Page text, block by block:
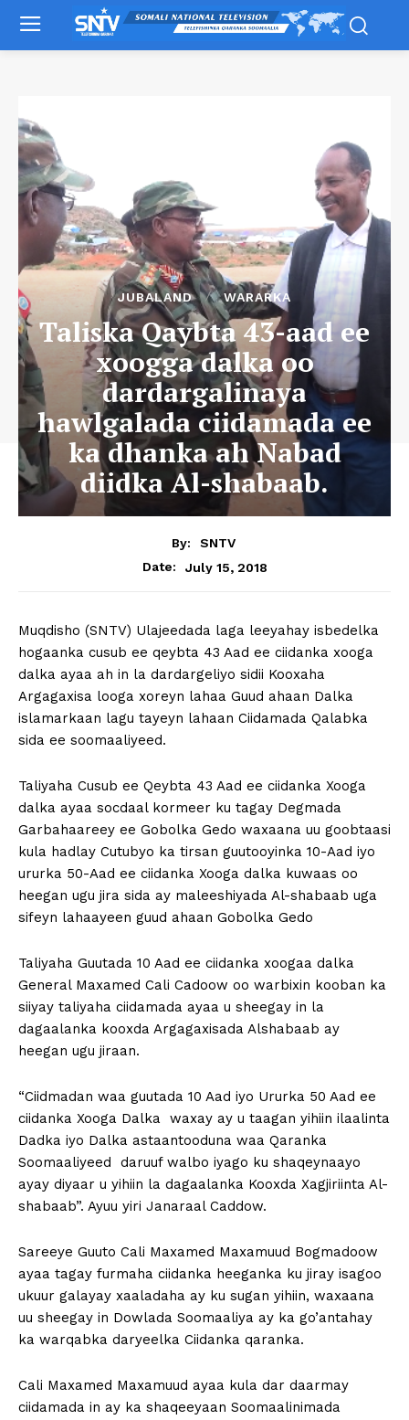
JUBALAND WARARKA
Taliska Qaybta 43-aad ee
xoogga dalka oo
dardargalinaya
hawlgalada ciidamada ee
ka dhanka ah Nabad
diidka Al-shabaab.
By:
SNTV
Date:
July 15, 2018
Muqdisho (SNTV) Ulajeedada laga leeyahay isbedelka
hogaanka cusub ee qeybta 43 Aad ee ciidanka xooga
dalka ayaa ah in la dardargeliyo sidii Kooxaha
Argagaxisa looga xoreyn lahaa Guud ahaan Dalka
islamarkaan lagu tayeyn lahaan Ciidamada Qalabka
sida ee soomaaliyeed.
Taliyaha Cusub ee Qeybta 43 Aad ee ciidanka Xooga
dalka ayaa socdaal kormeer ku tagay Degmada
Garbahaareey ee Gobolka Gedo waxaana uu goobtaasi
kula hadlay Cutubyo ka tirsan guutooyinka 10-Aad iyo
ururka 50-Aad ee ciidanka Xooga dalka kuwaas oo
heegan ugu jira sida ay maleeshiyada Al-shabaab uga
sifeyn lahaayeen guud ahaan Gobolka Gedo
Taliyaha Guutada 10 Aad ee ciidanka xoogaa dalka
General Maxamed Cali Cadoow oo warbixin kooban ka
siiyay taliyaha ciidamada ayaa u sheegay in la
dagaalanka kooxda Argagaxisada Alshabaab ay
heegan ugu jiraan.
“Ciidmadan waa guutada 10 Aad iyo Ururka 50 Aad ee
ciidanka Xooga Dalka waxay ay u taagan yihiin ilaalinta
Dadka iyo Dalka astaantooduna waa Qaranka
Soomaaliyeed daruuf walbo iyago ku shaqeynaayo
ayay diyaar u yihiin la dagaalanka Kooxda Xagjiriinta Al-
shabaab”. Ayuu yiri Janaraal Caddow.
Sareeye Guuto Cali Maxamed Maxamuud Bogmadoow
ayaa tagay furmaha ciidanka heeganka ku jiray isagoo
ukuur galayay xaaladaha ay ku sugan yihiin, waxaana
uu sheegay in Dowlada Soomaaliya ay ka go’antahay
ka warqabka daryeelka Ciidanka qaranka.
Cali Maxamed Maxamuud ayaa kula dar daarmay
ciidamada in ay ka shaqeeyaan Soomaalinimada